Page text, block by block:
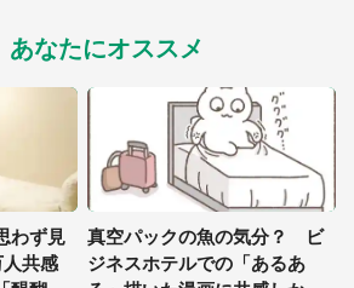
あなたにオススメ
わず見
人共感
真空パックの魚の気分？ ビ
ジネスホテルでの「あるあ